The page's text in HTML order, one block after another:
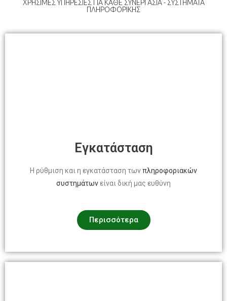
ΧΡΗΣΙΜΕΣ ΥΠΗΡΕΣΙΕΣ ΓΙΑ ΚΑΘΕ ΣΥΝΕΡΓΑΣΙΑ - ΣΥΣΤΗΜΑΤΑ
ΠΛΗΡΟΦΟΡΙΚΗΣ
Εγκατάσταση
Η ρύθμιση και η εγκατάσταση τωνπληροφοριακών
συστημάτων είναι δική μας ευθύνη
Περισσότερα